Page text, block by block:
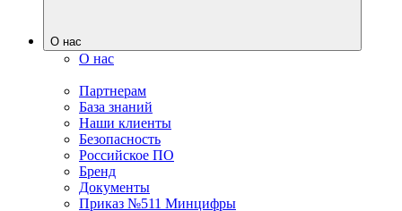
О нас
О нас
Партнерам
База знаний
Наши клиенты
Безопасность
Российское ПО
Бренд
Документы
Приказ №511 Минцифры